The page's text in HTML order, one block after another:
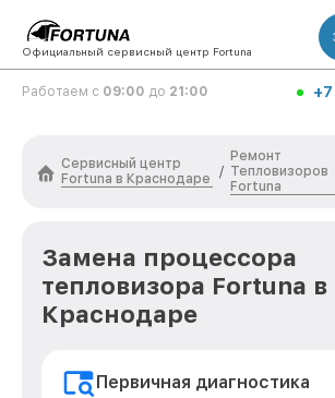
Официальный сервисный центр Fortuna
Работаем с 09:00 до 21:00
Сервисный центр
Fortuna в Краснодаре
/
Ремонт
Тепловизоров
Fortuna
Замена процессора
тепловизора Fortuna в
Краснодаре
Первичная диагностика